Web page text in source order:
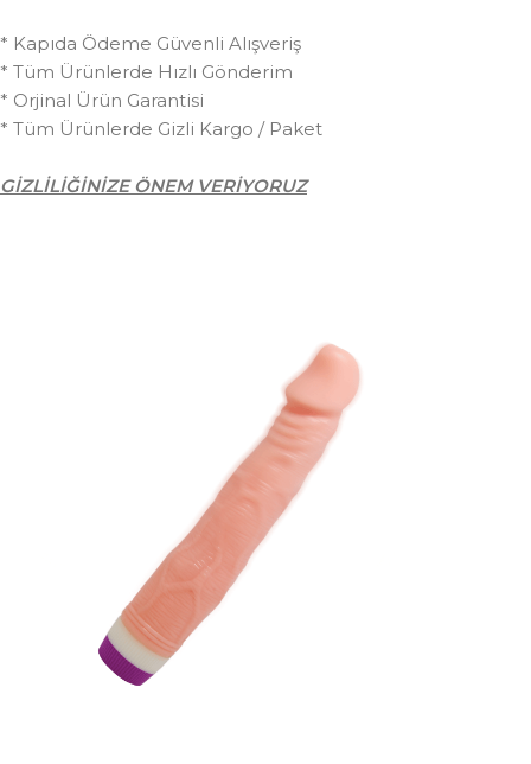
* Kapıda Ödeme Güvenli Alışveriş
* Tüm Ürünlerde Hızlı Gönderim
* Orjinal Ürün Garantisi
* Tüm Ürünlerde Gizli Kargo / Paket
GİZLİLİĞİNİZE ÖNEM VERİYORUZ